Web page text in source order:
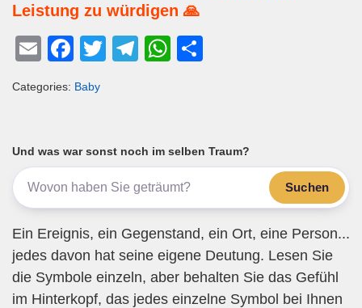
Leistung zu würdigen 🙏
E
ail
F
c
b
o
o
k
T
T
a
m
W
A
p
p
Categories: Baby
Und was war sonst noch im selben Traum?
Suchen
Ein Ereignis, ein Gegenstand, ein Ort, eine Person...
jedes davon hat seine eigene Deutung. Lesen Sie
die Symbole einzeln, aber behalten Sie das Gefühl
im Hinterkopf, das jedes einzelne Symbol bei Ihnen